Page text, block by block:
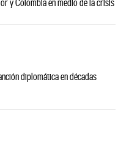
y Colombia en medio de la crisis
diplomática en décadas